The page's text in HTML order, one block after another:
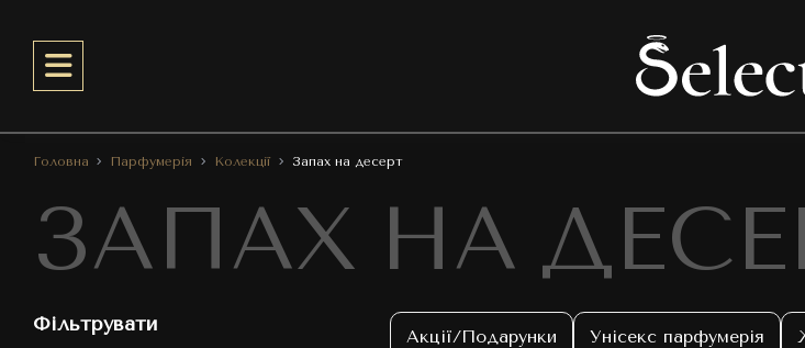
Головна Парфумерія Колекції Запах на десерт
ЗАПАХ НА
Фільтрувати
Акції/Подарунки Унісекс парфумерія